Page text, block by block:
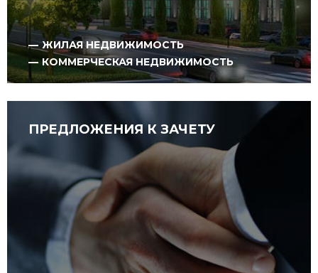
ЖИЛАЯ НЕДВИЖИМОСТЬ
КОММЕРЧЕСКАЯ НЕДВИЖИМОСТЬ
ПРЕДЛОЖЕНИЯ К ЗАЧЕТУ